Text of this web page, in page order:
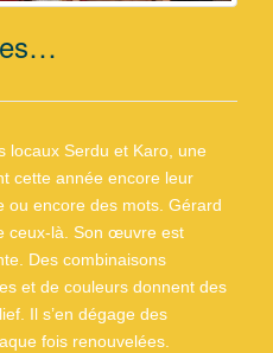
locaux Serdu et Karo, une
cette année encore leur
ou encore des mots. Gérard
ceux-là. Son œuvre est
Des combinaisons
et de couleurs donnent des
Il s’en dégage des
fois renouvelées.